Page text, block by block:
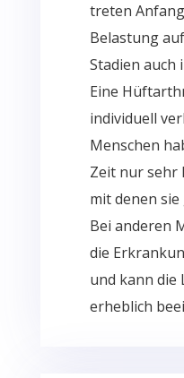
treten
Belastung
Stadien auch
Eine
individuell
Menschen
Zeit nur sehr
mit denen
Bei anderen
die
und kann die
erheblich